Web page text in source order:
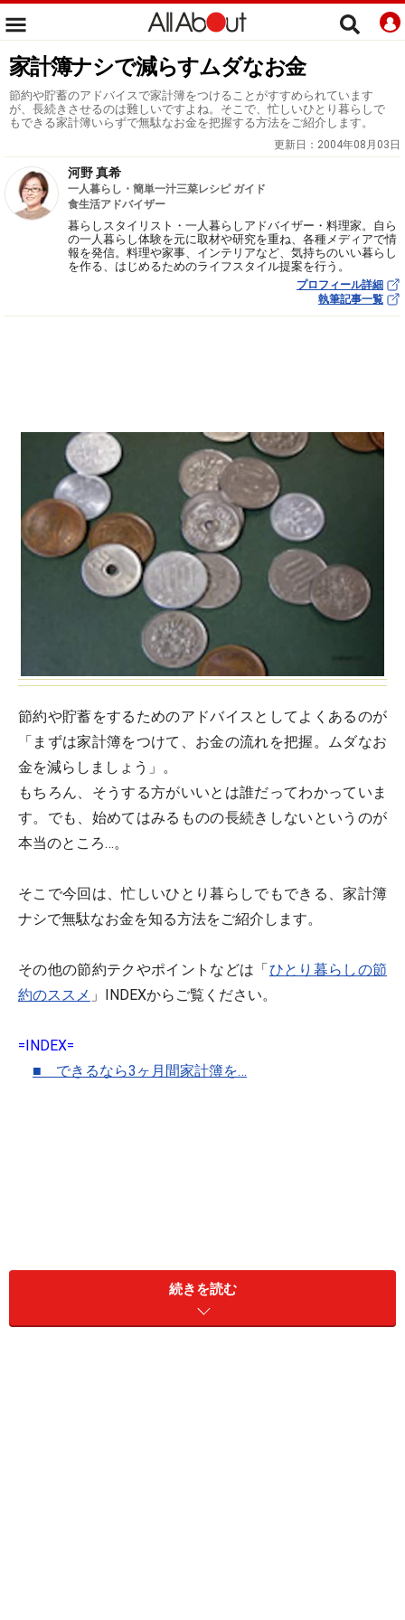
家計簿ナシで減らすムダなお金
節約や貯蓄のアドバイスで家計簿をつけることがすすめられています
が、長続きさせるのは難しいですよね。そこで、忙しいひとり暮らしで
もできる家計簿いらずで無駄なお金を把握する方法をご紹介します。
更新日： 2004年08月03日
河野 真希
一人暮らし・簡単一汁三菜レシピ ガイド
食生活アドバイザー
暮らしスタイリスト・一人暮らしアドバイザー・料理家。自ら
の一人暮らし体験を元に取材や研究を重ね、各種メディアで情
報を発信。料理や家事、インテリアなど、気持ちのいい暮らし
を作る、はじめるためのライフスタイル提案を行う。
プロフィール詳細
執筆記事一覧
節約や貯蓄をするためのアドバイスとしてよくあるのが
「まずは家計簿をつけて、お金の流れを把握。ムダなお
金を減らしましょう」。
もちろん、そうする方がいいとは誰だってわかっていま
す。でも、始めてはみるものの長続きしないというのが
本当のところ…。
そこで今回は、忙しいひとり暮らしでもできる、家計簿
ナシで無駄なお金を知る方法をご紹介します。
その他の節約テクやポイントなどは「ひとり暮らしの節
約のススメ 」INDEXからご覧ください。
=INDEX=
■ できるなら3ヶ月間家計簿を…
続きを読む